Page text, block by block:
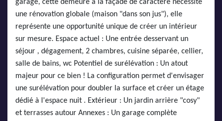
garage, cette demeure à la façade de caractère nécessite
une rénovation globale (maison "dans son jus"), elle
représente une opportunité unique de créer un intérieur
sur mesure. Espace actuel : Une entrée desservant un
séjour , dégagement, 2 chambres, cuisine séparée, cellier,
salle de bains, wc Potentiel de surélévation : Un atout
majeur pour ce bien ! La configuration permet d'envisager
une surélévation pour doubler la surface et créer un étage
dédié à l'espace nuit . Extérieur : Un jardin arrière "cosy"
et terrasses autour Annexes : Un garage complète